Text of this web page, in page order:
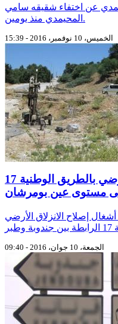
عن اختفاء شقيقه سامي
المحيمدي منذ يومين.
الخميس، 10 نوفمبر، 2016 - 15:39
جندوبة : إنهاء إصلاح الانزلاق الأرضي بالطريق الوطنية 17
أشغال إصلاح الانزلاق الأرضي
الجمعة، 10 جوان، 2016 - 09:40